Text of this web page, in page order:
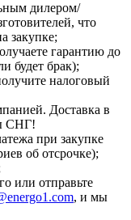
дилером/
что
закупке;
гарантию до
будет брак);
налоговый
Доставка в
СНГ!
при закупке
об отсрочке);
или отправьте
, и мы